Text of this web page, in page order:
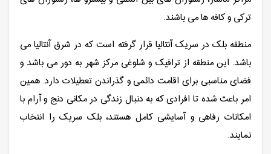
ترکی و کافه ها می باشند.
منطقه بلک در سریک آنتالیا قرار گرفته است که در شرق آنتالیا می
باشد. این منطقه از ترافیک و شلوغی مرکز شهر به دور می باشد و
فضای مناسبی برای اقامت دائمی و گذراندن تعطیلات دارد. همین
امر باعث شده تا افرادی که به دنبال زندگی در مکانی دنج و آرام با
امکانات رفاهی و آسایشی کامل هستند، بلک سریک را انتخاب
نمایند.